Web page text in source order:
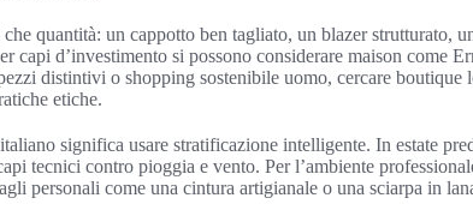
quantità: un cappotto ben tagliato, un blazer strutturato,
capi d’investimento si possono considerare maison come
distintivi o shopping sostenibile uomo, cercare boutique
etiche.
significa usare stratificazione intelligente. In estate
tecnici contro pioggia e vento. Per l’ambiente
personali come una cintura artigianale o una sciarpa in